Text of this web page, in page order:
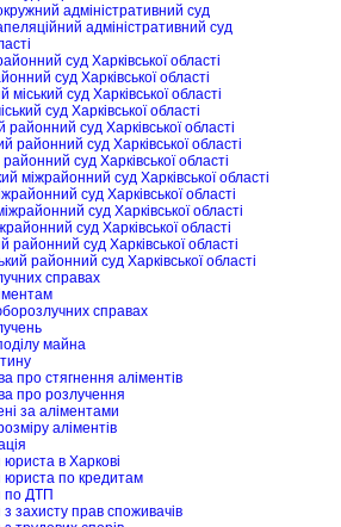
адміністративний суд
адміністративний суд
суд Харківської області
суд Харківської області
суд Харківської області
суд Харківської області
районний суд Харківської області
районний суд Харківської області
суд Харківської області
міжрайонний суд Харківської області
суд Харківської області
суд Харківської області
суд Харківської області
районний суд Харківської області
районний суд Харківської області
справах
справах
майна
про стягнення аліментів
про розлучення
за аліментами
аліментів
юриста в Харкові
юриста по кредитам
по ДТП
з захисту прав споживачів